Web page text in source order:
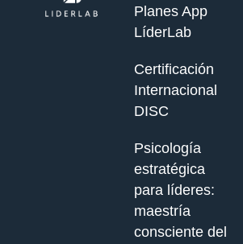
Planes App
LíderLab
Certificación
Internacional
DISC
Psicología
estratégica
para líderes:
maestría
consciente del